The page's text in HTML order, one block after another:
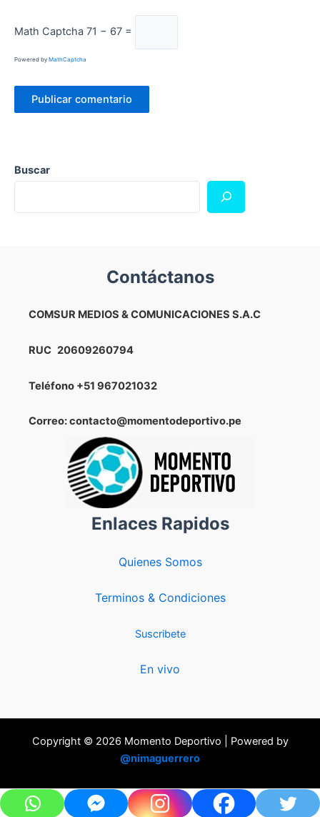
Math Captcha 71 − 67 =
Powered by MathCaptcha
Buscar
Contáctanos
COMSUR MEDIOS & COMUNICACIONES S.A.C
RUC 20609260794
Teléfono +51 967021032
Correo: contacto@momentodeportivo.pe
Enlaces Rapidos
Quienes Somos
Terminos & Condiciones
Suscribete
En vivo
Copyright © 2026 Momento Deportivo | Powered by
@nimaguerrero